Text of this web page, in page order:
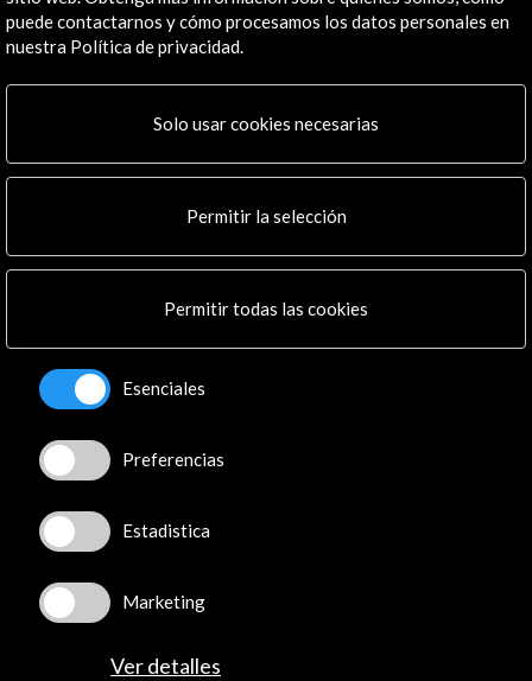
ALERTAS
Contacta
info@accioncultural.es
+34 91 700 4000
28003 Madrid, España
Explora
Institucional
Programa PICE
Residencias
Noticias
Multimedia
Mapa Web
puede contactarnos y cómo procesamos los datos personales en
nuestra Política de privacidad.
Solo usar cookies necesarias
Permitir la selección
Permitir todas las cookies
Esenciales
Preferencias
Estadistica
Marketing
Ver detalles